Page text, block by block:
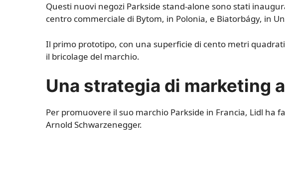
Questi nuovi negozi Parkside stand-alone sono stati
centro commerciale di Bytom, in Polonia, e Biatorbágy, in
Il primo prototipo, con una superficie di cento metri
il bricolage del marchio.
Una strategia di marketing
Per promuovere il suo marchio Parkside in Francia, Lidl ha
Arnold Schwarzenegger.